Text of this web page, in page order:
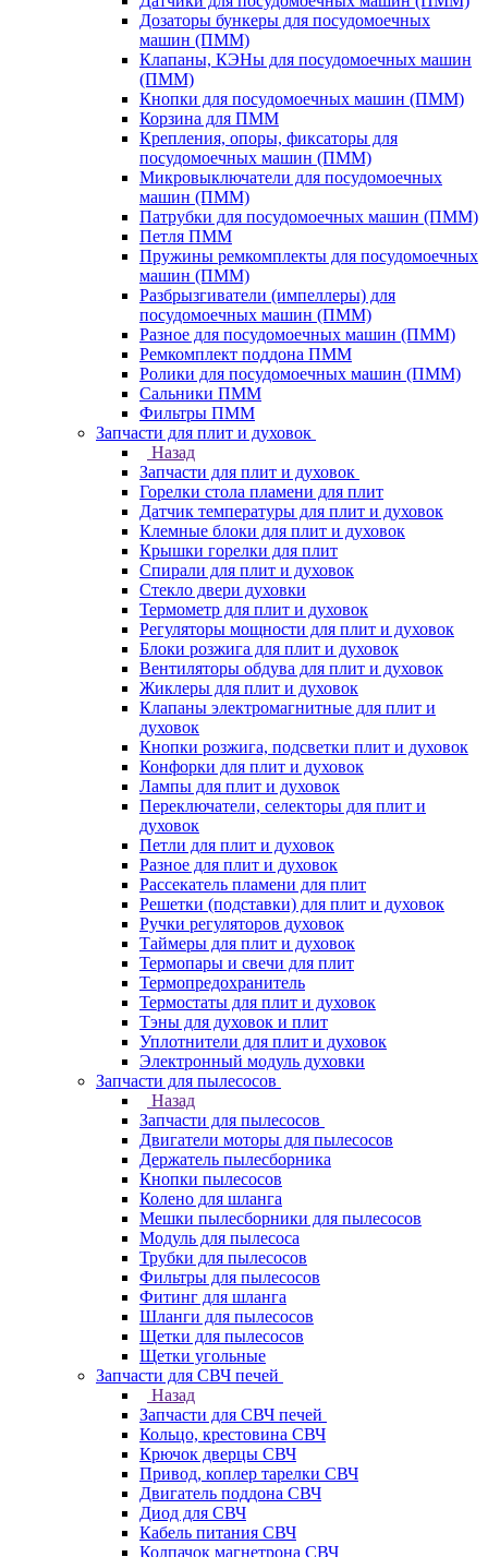
Дозаторы бункеры для посудомоечных
машин (ПММ)
Клапаны, КЭНы для посудомоечных машин
(ПММ)
Кнопки для посудомоечных машин (ПММ)
Корзина для ПММ
Крепления, опоры, фиксаторы для
посудомоечных машин (ПММ)
Микровыключатели для посудомоечных
машин (ПММ)
Патрубки для посудомоечных машин (ПММ)
Петля ПММ
Пружины ремкомплекты для посудомоечных
машин (ПММ)
Разбрызгиватели (импеллеры) для
посудомоечных машин (ПММ)
Разное для посудомоечных машин (ПММ)
Ремкомплект поддона ПММ
Ролики для посудомоечных машин (ПММ)
Сальники ПММ
Фильтры ПММ
Запчасти для плит и духовок
Назад
Запчасти для плит и духовок
Горелки стола пламени для плит
Датчик температуры для плит и духовок
Клемные блоки для плит и духовок
Крышки горелки для плит
Спирали для плит и духовок
Стекло двери духовки
Термометр для плит и духовок
Регуляторы мощности для плит и духовок
Блоки розжига для плит и духовок
Вентиляторы обдува для плит и духовок
Жиклеры для плит и духовок
Клапаны электромагнитные для плит и
духовок
Кнопки розжига, подсветки плит и духовок
Конфорки для плит и духовок
Лампы для плит и духовок
Переключатели, селекторы для плит и
духовок
Петли для плит и духовок
Разное для плит и духовок
Рассекатель пламени для плит
Решетки (подставки) для плит и духовок
Ручки регуляторов духовок
Таймеры для плит и духовок
Термопары и свечи для плит
Термопредохранитель
Термостаты для плит и духовок
Тэны для духовок и плит
Уплотнители для плит и духовок
Электронный модуль духовки
Запчасти для пылесосов
Назад
Запчасти для пылесосов
Двигатели моторы для пылесосов
Держатель пылесборника
Кнопки пылесосов
Колено для шланга
Мешки пылесборники для пылесосов
Модуль для пылесоса
Трубки для пылесосов
Фильтры для пылесосов
Фитинг для шланга
Шланги для пылесосов
Щетки для пылесосов
Щетки угольные
Запчасти для СВЧ печей
Назад
Запчасти для СВЧ печей
Кольцо, крестовина СВЧ
Крючок дверцы СВЧ
Привод, коплер тарелки СВЧ
Двигатель поддона СВЧ
Диод для СВЧ
Кабель питания СВЧ
Колпачок магнетрона СВЧ